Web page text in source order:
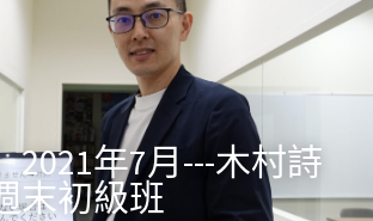
2021年7月---木村詩
末初級班